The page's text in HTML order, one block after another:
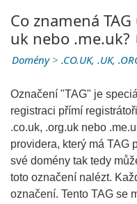
Co znamená
uk nebo .me.uk?
Domény> .CO.UK, .UK,
Označení "TAG" je
registraci přímí
.co.uk, .org.uk nebo
providera, který má TAG
své domény tak tedy
toto označení nalézt.
označení. Tento TAG se